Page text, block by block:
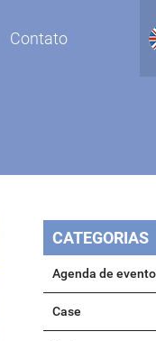
Contato
CATEGORIAS
Agenda de
Case